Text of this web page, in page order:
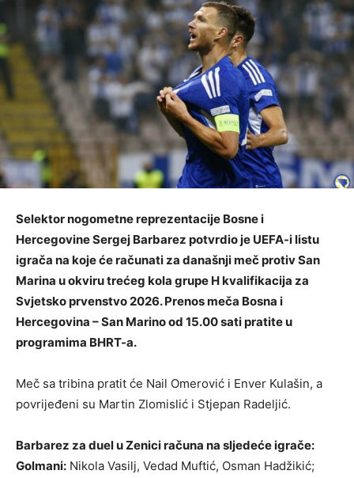
Selektor nogometne reprezentacije Bosne i
Hercegovine Sergej Barbarez potvrdio je UEFA-i listu
igrača na koje će računati za današnji meč protiv San
Marina u okviru trećeg kola grupe H kvalifikacija za
Svjetsko prvenstvo 2026. Prenos meča Bosna i
Hercegovina – San Marino od 15.00 sati pratite u
programima BHRT-a.
Meč sa tribina pratit će Nail Omerović i Enver Kulašin, a
povrijeđeni su Martin Zlomislić i Stjepan Radeljić.
Barbarez za duel u Zenici računa na sljedeće igrače:
Golmani: Nikola Vasilj, Vedad Muftić, Osman Hadžikić;